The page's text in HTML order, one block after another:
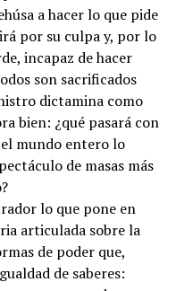
a hacer lo que pide
por su culpa y, por lo
incapaz de hacer
son sacrificados
dictamina como
bien: ¿qué pasará con
mundo entero lo
de masas más
lo que pone en
articulada sobre la
de poder que,
de saberes: